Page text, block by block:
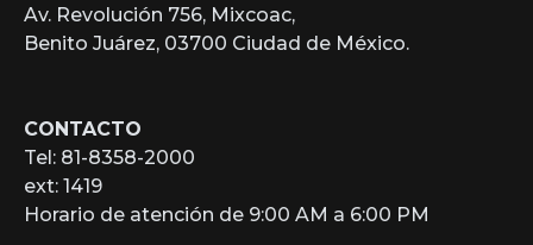
Av. Revolución 756, Mixcoac,
Benito Juárez, 03700 Ciudad de México.
CONTACTO
Tel: 81-8358-2000
ext: 1419
Horario de atención de 9:00 AM a 6:00 PM